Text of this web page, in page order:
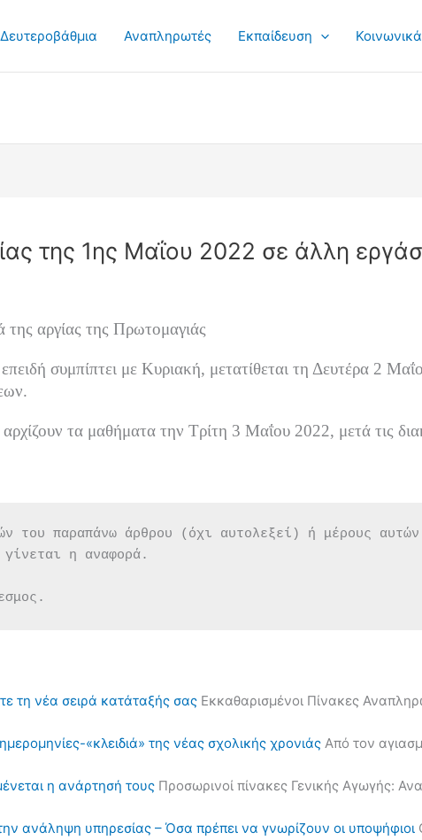
Δευτεροβάθμια Αναπληρωτές Εκπαίδευση
της 1ης Μαΐου 2022 σε άλλη
αργίας της Πρωτομαγιάς
συμπίπτει με Κυριακή, μετατίθεται τη Δευτέρα 2
τα μαθήματα την Τρίτη 3 Μαΐου 2022, μετά τις
του παραπάνω άρθρου (όχι αυτολεξεί) ή μέρους
η αναφορά.
τη νέα σειρά κατάταξής σας Εκκαθαρισμένοι Πίνακες
«κλειδιά» της νέας σχολικής χρονιάς Από τον
η ανάρτησή τους Προσωρινοί πίνακες Γενικής Αγωγής:
ανάληψη υπηρεσίας – Όσα πρέπει να γνωρίζουν οι υποψήφιοι